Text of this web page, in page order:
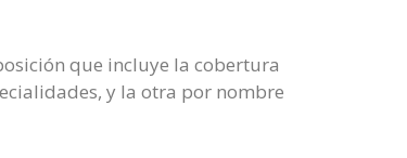
que incluye la cobertura
y la otra por nombre